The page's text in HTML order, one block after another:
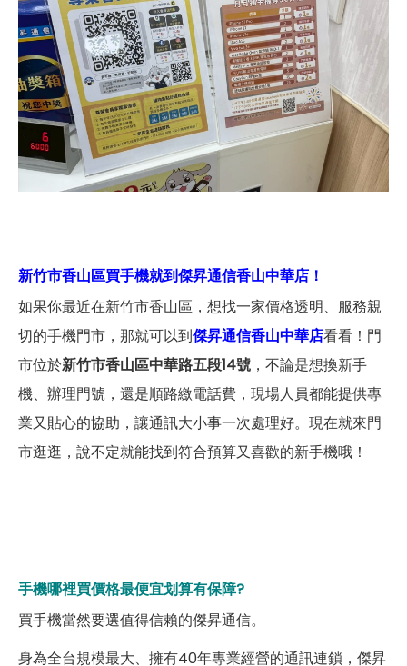
新竹市香山區買手機就到傑昇通信香山中華店！
如果你最近在新竹市香山區，想找一家價格透明、服務親
切的手機門市，那就可以到傑昇通信香山中華店看看！門
市位於新竹市香山區中華路五段14號 ，不論是想換新手
機、辦理門號，還是順路繳電話費，現場人員都能提供專
業又貼心的協助，讓通訊大小事一次處理好。現在就來門
市逛逛，說不定就能找到符合預算又喜歡的新手機哦！
手機哪裡買價格最便宜划算有保障?
買手機當然要選值得信賴的傑昇通信。
身為全台規模最大、擁有40年專業經營的通訊連鎖，傑昇